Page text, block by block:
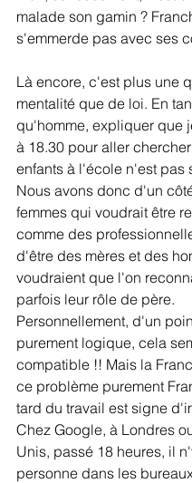
malade son gamin ?
s'emmerde pas avec ses
Là encore, c'est plus une
mentalité que de loi. En
qu'homme, expliquer que
à 18.30 pour aller
enfants à l'école n'est pas
Nous avons donc d'un
femmes qui voudrait être
comme des
d'être des mères et des
voudraient que l'on
parfois leur rôle de père.
Personnellement, d'un
purement logique, cela
compatible !! Mais la
ce problème purement
tard du travail est signe
Chez Google, à Londres
Unis, passé 18 heures, il
personne dans les